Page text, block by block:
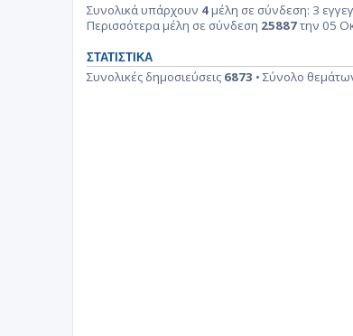
Συνολικά υπάρχουν 4μέλη σε σύνδεση: 3
Περισσότερα μέλη σε σύνδεση 25887την 05
ΣΤΑΤΙΣΤΙΚΆ
Συνολικές δημοσιεύσεις 6873 • Σύνολο